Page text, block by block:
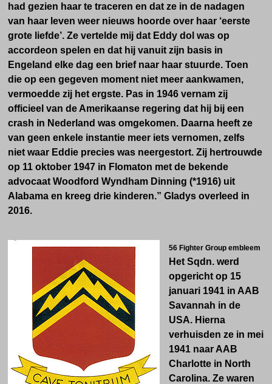
had gezien haar te traceren en dat ze in de nadagen
van haar leven weer nieuws hoorde over haar ‘eerste
grote liefde’. Ze vertelde mij dat Eddy dol was op
accordeon spelen en dat hij vanuit zijn basis in
Engeland elke dag een brief naar haar stuurde. Toen
die op een gegeven moment niet meer aankwamen,
vermoedde zij het ergste. Pas in 1946 vernam zij
officieel van de Amerikaanse regering dat hij bij een
crash in Nederland was omgekomen. Daarna heeft ze
van geen enkele instantie meer iets vernomen, zelfs
niet waar Eddie precies was neergestort. Zij hertrouwde
op 11 oktober 1947 in Flomaton met de bekende
advocaat Woodford Wyndham Dinning (*1916) uit
Alabama en kreeg drie kinderen.” Gladys overleed in
2016.
56 Fighter Group embleem
Het Sqdn. werd
opgericht op 15
januari 1941 in AAB
Savannah in de
USA. Hierna
verhuisden ze in mei
1941 naar AAB
Charlotte in North
Carolina. Ze waren